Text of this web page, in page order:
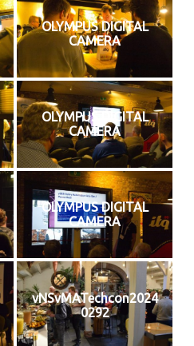
OLYMPUS DIGITAL
CAMERA
OLYMPUS DIGITAL
CAMERA
OLYMPUS DIGITAL
CAMERA
vNSvMATechcon2024
0292